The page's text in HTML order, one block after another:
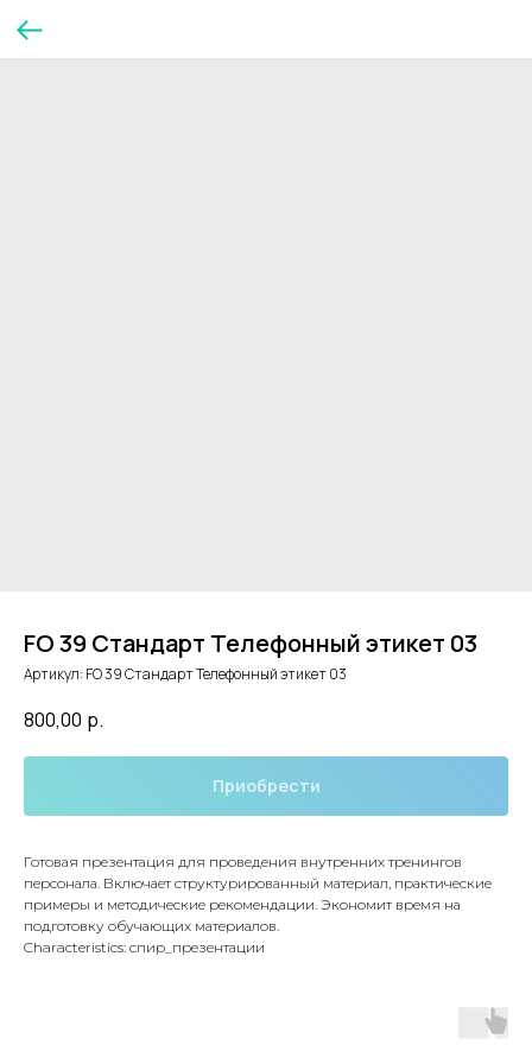
FO 39 Стандарт Телефонный этикет 03
Артикул:FO 39 Стандарт Телефонный этикет 03
800,00 р.
Приобрести
Готовая презентация для проведения внутренних тренингов
персонала. Включает структурированный материал, практические
примеры и методические рекомендации. Экономит время на
подготовку обучающих материалов.
Characteristics: спир_презентации